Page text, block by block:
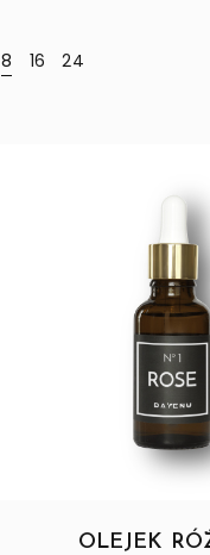
8 16 24
OLEJEK